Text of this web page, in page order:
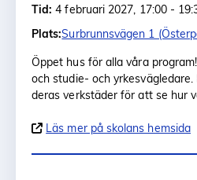
Tid: 4 februari 2027, 17:00 -
Plats:Surbrunnsvägen 1
Öppet hus för alla våra
och studie- och
deras verkstäder för att se hur
Läs mer på skolans hemsida